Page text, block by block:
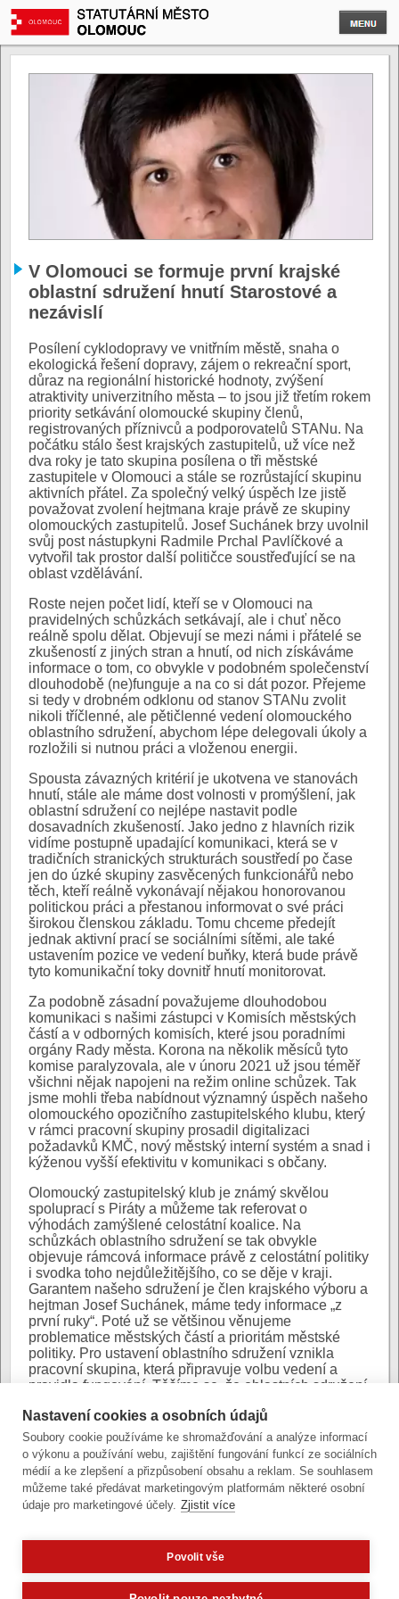
V Olomouci se formuje první krajské
oblastní sdružení hnutí Starostové a
nezávislí
Posílení cyklodopravy ve vnitřním městě, snaha o
ekologická řešení dopravy, zájem o rekreační sport,
důraz na regionální historické hodnoty, zvýšení
atraktivity univerzitního města – to jsou již třetím rokem
priority setkávání olomoucké skupiny členů,
registrovaných příznivců a podporovatelů STANu. Na
počátku stálo šest krajských zastupitelů, už více než
dva roky je tato skupina posílena o tři městské
zastupitele v Olomouci a stále se rozrůstající skupinu
aktivních přátel. Za společný velký úspěch lze jistě
považovat zvolení hejtmana kraje právě ze skupiny
olomouckých zastupitelů. Josef Suchánek brzy uvolnil
svůj post nástupkyni Radmile Prchal Pavlíčkové a
vytvořil tak prostor další političce soustřeďující se na
oblast vzdělávání.
Roste nejen počet lidí, kteří se v Olomouci na
pravidelných schůzkách setkávají, ale i chuť něco
reálně spolu dělat. Objevují se mezi námi i přátelé se
zkušeností z jiných stran a hnutí, od nich získáváme
informace o tom, co obvykle v podobném společenství
dlouhodobě (ne)funguje a na co si dát pozor. Přejeme
si tedy v drobném odklonu od stanov STANu zvolit
nikoli tříčlenné, ale pětičlenné vedení olomouckého
oblastního sdružení, abychom lépe delegovali úkoly a
rozložili si nutnou práci a vloženou energii.
Spousta závazných kritérií je ukotvena ve stanovách
hnutí, stále ale máme dost volnosti v promýšlení, jak
oblastní sdružení co nejlépe nastavit podle
dosavadních zkušeností. Jako jedno z hlavních rizik
vidíme postupně upadající komunikaci, která se v
tradičních stranických strukturách soustředí po čase
jen do úzké skupiny zasvěcených funkcionářů nebo
těch, kteří reálně vykonávají nějakou honorovanou
politickou práci a přestanou informovat o své práci
širokou členskou základu. Tomu chceme předejít
jednak aktivní prací se sociálními sítěmi, ale také
ustavením pozice ve vedení buňky, která bude právě
tyto komunikační toky dovnitř hnutí monitorovat.
Za podobně zásadní považujeme dlouhodobou
komunikaci s našimi zástupci v Komisích městských
částí a v odborných komisích, které jsou poradními
orgány Rady města. Korona na několik měsíců tyto
komise paralyzovala, ale v únoru 2021 už jsou téměř
všichni nějak napojeni na režim online schůzek. Tak
jsme mohli třeba nabídnout významný úspěch našeho
olomouckého opozičního zastupitelského klubu, který
v rámci pracovní skupiny prosadil digitalizaci
požadavků KMČ, nový městský interní systém a snad i
kýženou vyšší efektivitu v komunikaci s občany.
Olomoucký zastupitelský klub je známý skvělou
spoluprací s Piráty a můžeme tak referovat o
výhodách zamýšlené celostátní koalice. Na
schůzkách oblastního sdružení se tak obvykle
objevuje rámcová informace právě z celostátní politiky
i svodka toho nejdůležitějšího, co se děje v kraji.
Garantem našeho sdružení je člen krajského výboru a
hejtman Josef Suchánek, máme tedy informace „z
první ruky“. Poté už se většinou věnujeme
problematice městských částí a prioritám městské
politiky. Pro ustavení oblastního sdružení vznikla
pracovní skupina, která připravuje volbu vedení a
pravidla fungování. Těšíme se, že oblastních sdružení
pomáhat a podporovat se.
Andrea Hanáčková, zastupitelka v Olomouci
Poslední úprava: 25. ledna 2021 (po)
Nastavení cookies a osobních údajů
Soubory cookie používáme ke shromažďování a analýze informací
o výkonu a používání webu, zajištění fungování funkcí ze sociálních
médií a ke zlepšení a přizpůsobení obsahu a reklam. Se souhlasem
můžeme také předávat marketingovým platformám některé osobní
údaje pro marketingové účely. Zjistit více
Povolit vše
Potřebujete poradit?Zeptejte se našeho asistenta
Oldy.